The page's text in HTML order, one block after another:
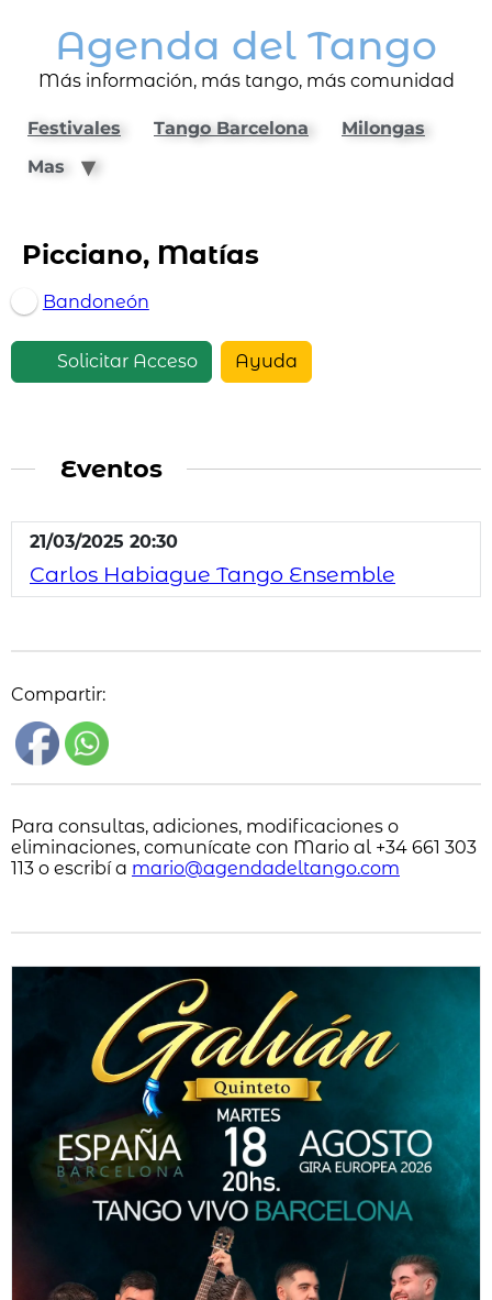
Agenda del Tango
Más información, más tango, más comunidad
Festivales Tango Barcelona
Milongas
Mas
Picciano, Matías
Bandoneón
Solicitar Acceso Ayuda
Eventos
21/03/2025 20:30
Carlos Habiague Tango Ensemble
Compartir:
Para consultas, adiciones, modificaciones o
eliminaciones, comunícate con Mario al +34 661 303
113 o escribí a mario@agendadeltango.com